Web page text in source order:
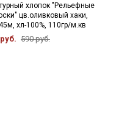
хлопок "Рельефные
цв.оливковый хаки,
хл-100%, 110гр/м.кв
590 руб.